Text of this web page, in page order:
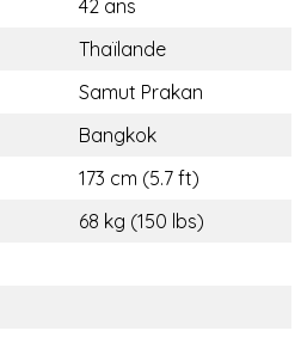
42 ans
Thaïlande
Samut Prakan
Bangkok
173 cm (5.7 ft)
68 kg (150 lbs)